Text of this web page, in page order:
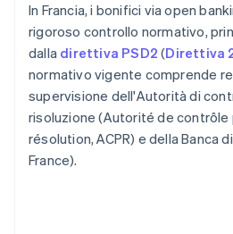
In Francia, i bonifici via open
rigoroso controllo normativo,
dalla direttiva PSD2 (Direttiva
normativo vigente comprende
supervisione dell'Autorità di
risoluzione (Autorité de
résolution, ACPR) e della Banca
France).